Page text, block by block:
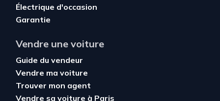
Électrique d'occasion
Garantie
Vendre une voiture
Guide du vendeur
Vendre ma voiture
Trouver mon agent
Vendre sa voiture à Paris